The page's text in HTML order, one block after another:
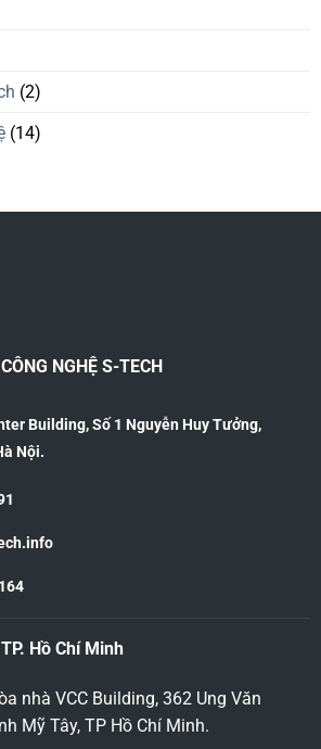
(2)
(14)
NGHỆ S-TECH
Building, Số 1 Nguyễn Huy Tưởng,
Nội.
Hồ Chí Minh
nhà VCC Building, 362 Ung Văn
Mỹ Tây, TP Hồ Chí Minh.